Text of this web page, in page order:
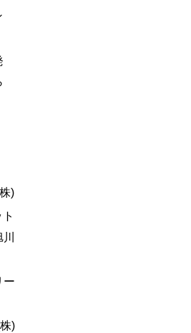
)
ー
)